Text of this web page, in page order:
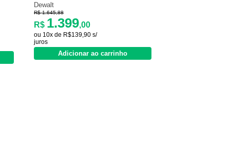
Dewalt
R$ 1.645,88
R$ 1.399,00
ou 10x de R$139,90 s/
juros
Adicionar ao carrinho